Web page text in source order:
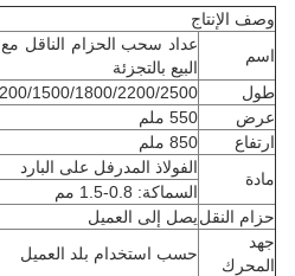
وصف الإنتاج
اسم
عداد سحب الحزام الناقل
البيع بالتجزئة
طول
1200/1500/1800/2200/2500 مم
عرض
550 ملم
ارتفاع
850 ملم
مادة
الفولاذ المدرفل على البارد
السماكة: 0.8-1.5 مم
حزام النقل يصل إلى العميل
جهد
المحرك
حسب استخدام بلد العميل